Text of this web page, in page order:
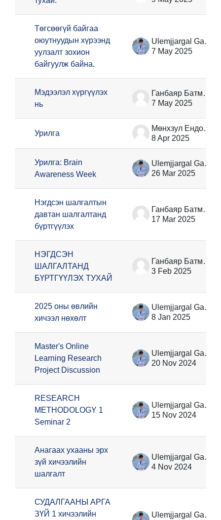
Төгсөөгүй байгаа
оюутнуудын хүрээнд
уулзалт зохион
байгуулж байна.
Ulemjjargal Ganzorig
7 May 2025
Мэдээлэл хүргүүлэх
нь
Ганбаяр Батмөнх
7 May 2025
Урилга
Мөнхзул Ёндонжамц
8 Apr 2025
Урилга: Brain
Awareness Week
Ulemjjargal Ganzorig
26 Mar 2025
Нэгдсэн шалгалтын
давтан шалгалтанд
бүртгүүлэх
Ганбаяр Батмөнх
17 Mar 2025
НЭГДСЭН
ШАЛГАЛТАНД
БҮРТГҮҮЛЭХ ТУХАЙ
Ганбаяр Батмөнх
3 Feb 2025
2025 оны өвлийн
хичээл нөхөлт
Ulemjjargal Ganzorig
8 Jan 2025
Master's Online
Learning Research
Project Discussion
Ulemjjargal Ganzorig
20 Nov 2024
RESEARCH
METHODOLOGY 1
Seminar 2
Ulemjjargal Ganzorig
15 Nov 2024
Анагаах ухааны эрх
зүй хичээлийн
шалгалт
Ulemjjargal Ganzorig
4 Nov 2024
СУДАЛГААНЫ АРГА
ЗҮЙ 1 хичээлийн
Ulemjjargal Ganzorig